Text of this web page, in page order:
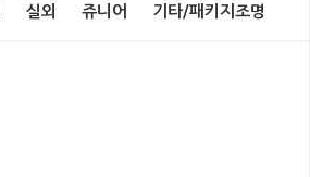
실외 쥬니어 기타/패키지조명